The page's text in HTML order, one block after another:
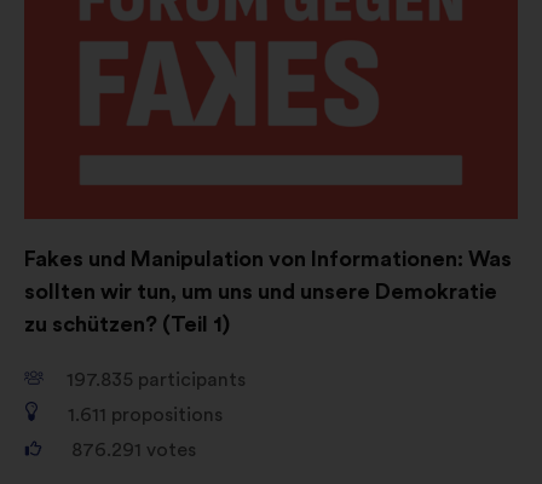
Fakes und Manipulation von Informationen: Was
sollten wir tun, um uns und unsere Demokratie
zu schützen? (Teil 1)
197.835 participants
1.611 propositions
876.291 votes
nouvel